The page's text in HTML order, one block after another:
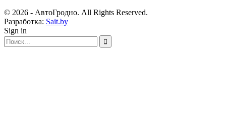
© 2026 - АвтоГродно. All Rights Reserved.
Разработка: Sait.by
Sign in